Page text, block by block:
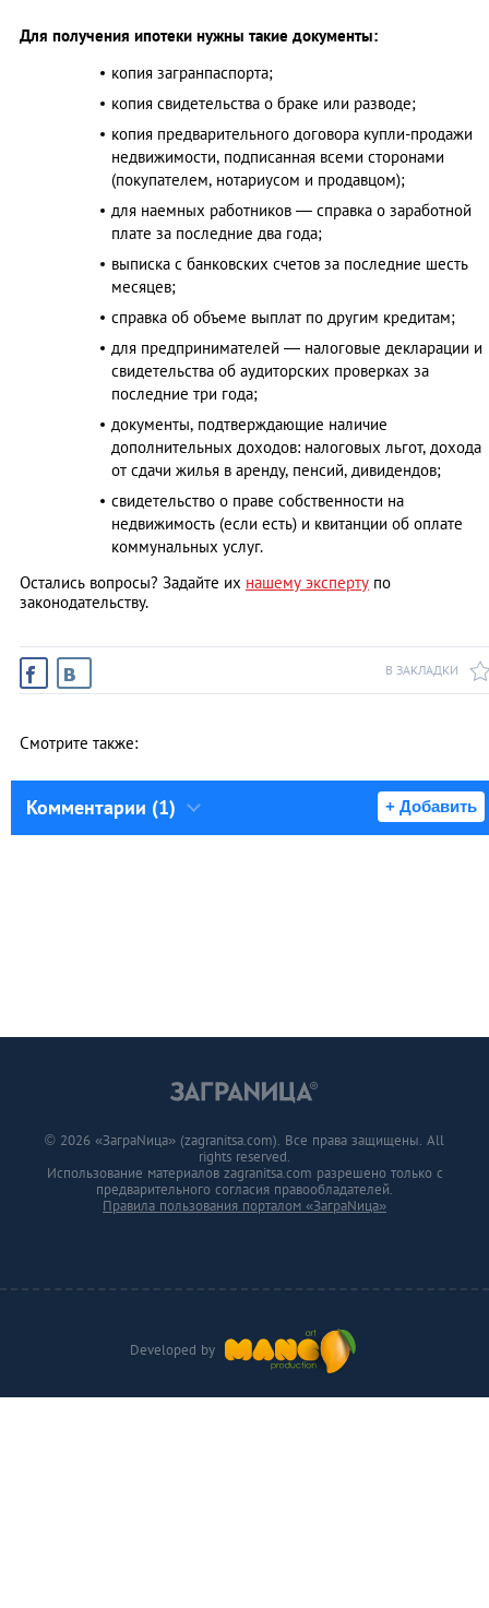
Для получения ипотеки нужны такие документы:
копия загранпаспорта;
копия свидетельства о браке или разводе;
копия предварительного договора купли-продажи
недвижимости, подписанная всеми сторонами
(покупателем, нотариусом и продавцом);
для наемных работников — справка о заработной
плате за последние два года;
выписка с банковских счетов за последние шесть
месяцев;
справка об объеме выплат по другим кредитам;
для предпринимателей — налоговые декларации и
свидетельства об аудиторских проверках за
последние три года;
документы, подтверждающие наличие
дополнительных доходов: налоговых льгот, дохода
от сдачи жилья в аренду, пенсий, дивидендов;
свидетельство о праве собственности на
недвижимость (если есть) и квитанции об оплате
коммунальных услуг.
Остались вопросы? Задайте их нашему эксперту по
законодательству.
В ЗАКЛАДКИ
Смотрите также:
Комментарии (1) + Добавить
Developed by
© 2026 «ЗаграNица» (zagranitsa.com). Все права защищены. All
rights reserved.
Использование материалов zagranitsa.com разрешено только с
предварительного согласия правообладателей.
Правила пользования порталом «ЗаграNица»